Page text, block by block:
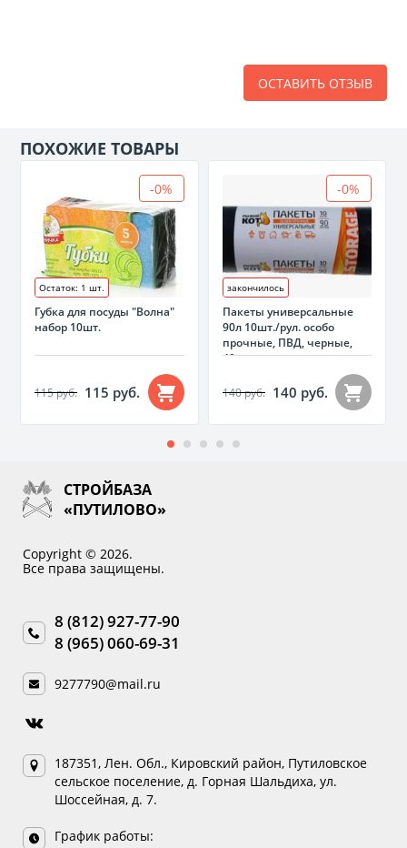
ОСТАВИТЬ ОТЗЫВ
ПОХОЖИЕ ТОВАРЫ
-0%
Остаток: 1 шт.
Губка для посуды "Волна"
набор 10шт.
115 руб. 115 руб.
-0%
закончилось
Пакеты универсальные
90л 10шт./рул. особо
прочные, ПВД, черные,
40мкм
140 руб. 140 руб.
СТРОЙБАЗА
«ПУТИЛОВО»
Copyright © 2026.
Все права защищены.
8 (812) 927-77-90
8 (965) 060-69-31
9277790@mail.ru
187351, Лен. Обл., Кировский район, Путиловское
сельское поселение, д. Горная Шальдиха, ул.
Шоссейная, д. 7.
График работы: